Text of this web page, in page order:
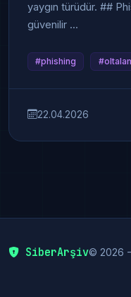
yaygın türüdür. ##
güvenilir ...
#phishing
22.04.2026
SiberArşiv© 2026 -